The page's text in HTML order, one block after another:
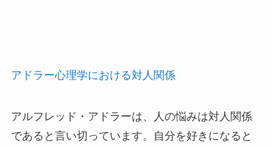
アドラー心理学における対人関係
アルフレッド・アドラーは、人の悩みは対人関係
であると言い切っています。自分を好きになると